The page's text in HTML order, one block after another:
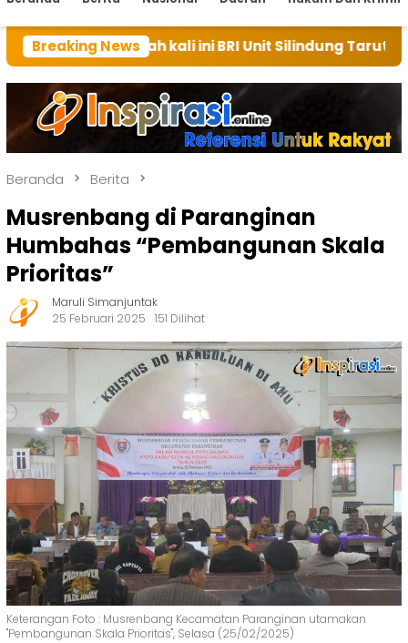
Breaking News
kali ini BRI Unit Silindung Tarutung Ingatkan
Beranda Berita
Musrenbang di Paranginan
Humbahas “Pembangunan Skala
Prioritas”
Maruli Simanjuntak
25 Februari 2025
151 Dilihat
Keterangan Foto : Musrenbang Kecamatan Paranginan utamakan
"Pembangunan Skala Prioritas", Selasa (25/02/2025)